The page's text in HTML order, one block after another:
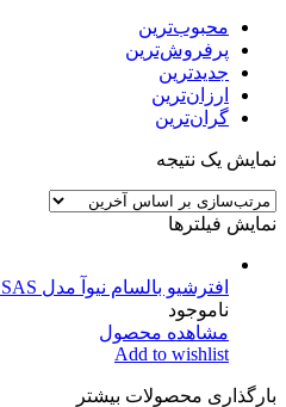
محبوب‌ترین
پرفروش‌ترین
جدیدترین
ارزان‌ترین
گران‌ترین
نمایش یک نتیجه
نمایش فیلترها
افترشیو بالسام نیوآ مدل HASSAS حجم 100 میل
ناموجود
مشاهده محصول
Add to wishlist
بارگذاری محصولات بیشتر